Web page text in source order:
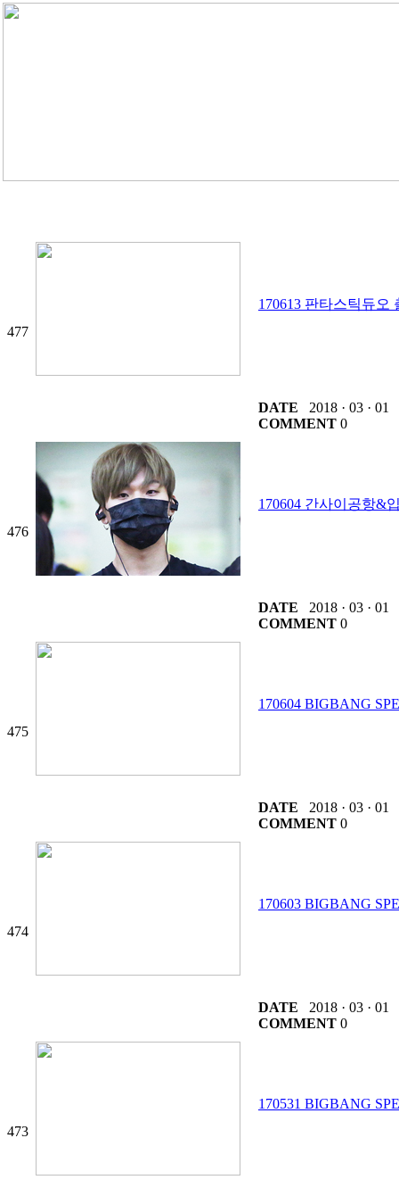
477
170613 판타스틱듀오
DATE 2018 · 03 · 01
COMMENT 0
476
170604 간사이공항&
DATE 2018 · 03 · 01
COMMENT 0
475
170604 BIGBANG
DATE 2018 · 03 · 01
COMMENT 0
474
170603 BIGBANG
DATE 2018 · 03 · 01
COMMENT 0
473
170531 BIGBANG